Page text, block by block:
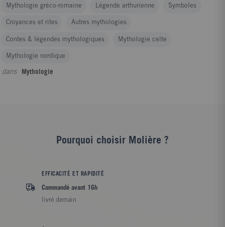
Mythologie gréco-romaine Légende arthurienne Symboles
Croyances et rites Autres mythologies
Contes & légendes mythologiques Mythologie celte
Mythologie nordique
dans Mythologie
Pourquoi choisir Molière ?
EFFICACITÉ ET RAPIDITÉ
Commandé avant 16h
livré demain